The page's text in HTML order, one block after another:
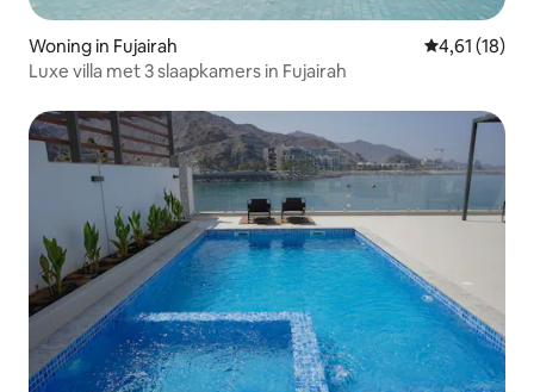
Woning in Fujairah Gemiddelde
4,61 (18)
Luxe villa met 3 slaapkamers in Fujairah